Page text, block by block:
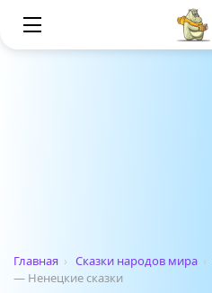
Главная › Сказки народов мира ›
— Ненецкие сказки